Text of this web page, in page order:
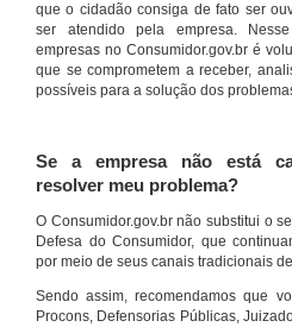
que o cidadão consiga de fato ser
ser atendido pela empresa.
empresas no Consumidor.gov.br é
que se comprometem a receber,
possíveis para a solução dos
Se a empresa não está
resolver meu problema?
O Consumidor.gov.br não substitui o
Defesa do Consumidor, que
por meio de seus canais tradicionais
Sendo assim, recomendamos que
Procons, Defensorias Públicas,